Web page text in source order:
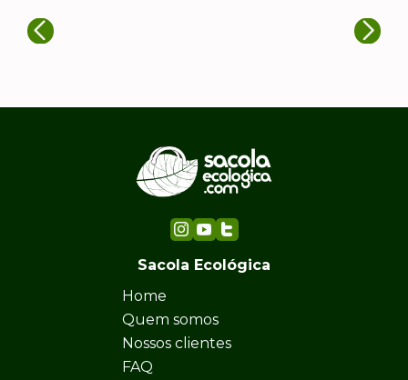
Sacola Ecológica
Home
Quem somos
Nossos clientes
FAQ